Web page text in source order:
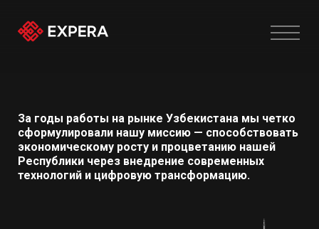
За годы работы на рынке Узбекистана мы четко
сформулировали нашу миссию — способствовать
экономическому росту и процветанию нашей
Республики через внедрение современных
технологий и цифровую трансформацию.